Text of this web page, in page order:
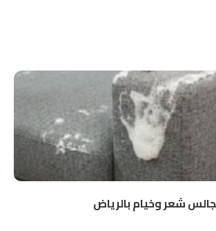
شعر وخيام بالرياض